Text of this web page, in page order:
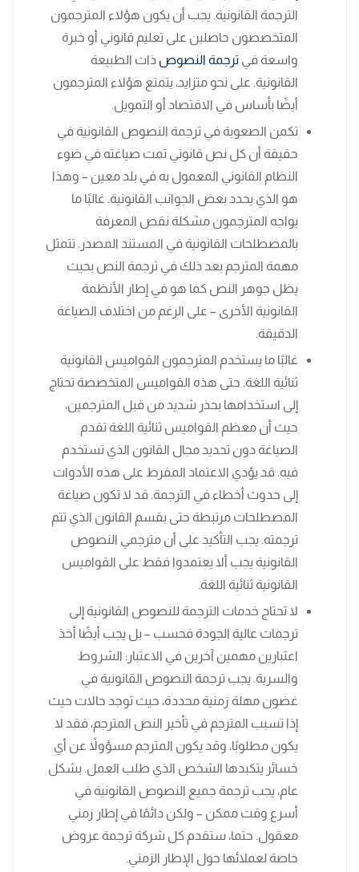
الترجمة القانونية. يجب أن يكون هؤلاء المترجمون
المتخصصون حاصلين على تعليم قانوني أو خبرة
واسعة في ترجمة النصوص ذات الطبيعة
القانونية. على نحو متزايد، يتمتع هؤلاء المترجمون
أيضًا بأساس في الاقتصاد أو التمويل.
تكمن الصعوبة في ترجمة النصوص القانونية في
حقيقة أن كل نص قانوني تمت صياغته في ضوء
النظام القانوني المعمول به في بلد معين – وهذا
هو الذي يحدد بعض الجوانب القانونية. غالبًا ما
يواجه المترجمون مشكلة نقص المعرفة
بالمصطلحات القانونية في المستند المصدر. تتمثل
مهمة المترجم بعد ذلك في ترجمة النص بحيث
يظل جوهر النص كما هو في إطار الأنظمة
القانونية الأخرى – على الرغم من اختلاف الصياغة
الدقيقة.
غالبًا ما يستخدم المترجمون القواميس القانونية
ثنائية اللغة. حتى هذه القواميس المتخصصة تحتاج
إلى استخدامها بحذر شديد من قبل المترجمين،
حيث أن معظم القواميس ثنائية اللغة تقدم
الصياغة دون تحديد مجال القانون الذي تستخدم
فيه. قد يؤدي الاعتماد المفرط على هذه الأدوات
إلى حدوث أخطاء في الترجمة. قد لا تكون صياغة
المصطلحات مرتبطة حتى بقسم القانون الذي تتم
ترجمته. يجب التأكيد على أن مترجمي النصوص
القانونية يجب ألا يعتمدوا فقط على القواميس
القانونية ثنائية اللغة.
لا تحتاج خدمات الترجمة للنصوص القانونية إلى
ترجمات عالية الجودة فحسب – بل يجب أيضًا أخذ
اعتبارين مهمين آخرين في الاعتبار: الشروط
والسرية. يجب ترجمة النصوص القانونية في
غضون مهلة زمنية محددة، حيث توجد حالات حيث
إذا تسبب المترجم في تأخير النص المترجم، فقد لا
يكون مطلوبًا، وقد يكون المترجم مسؤولاً عن أي
خسائر يتكبدها الشخص الذي طلب العمل. بشكل
عام، يجب ترجمة جميع النصوص القانونية في
أسرع وقت ممكن – ولكن دائمًا في إطار زمني
معقول. حتما، ستقدم كل شركة ترجمة عروض
خاصة لعملائها حول الإطار الزمني.